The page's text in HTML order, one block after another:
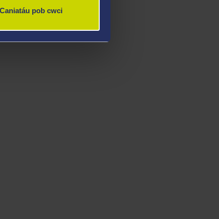
Caniatáu pob cwci